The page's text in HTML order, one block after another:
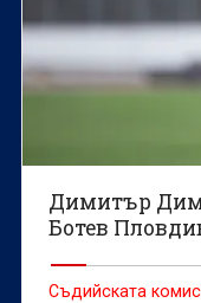
Димитър
Ботев
Съдийската